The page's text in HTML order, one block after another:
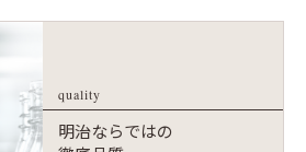
quality
明治ならではの